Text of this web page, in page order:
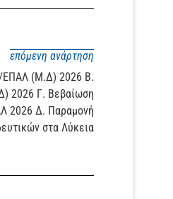
επόμενη ανάρτηση
ΕΠΑΛ (Μ.Δ) 2026 Β.
2026 Γ. Βεβαίωση
2026 Δ. Παραμονή
στα Λύκεια